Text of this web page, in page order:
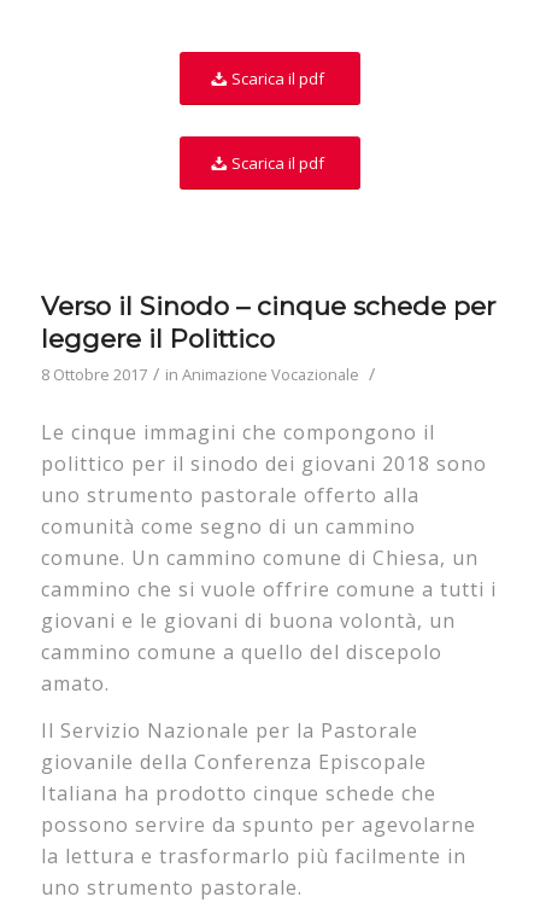
Scarica il pdf
Scarica il pdf
Verso il Sinodo – cinque schede per
leggere il Polittico
8 Ottobre 2017 / in Animazione Vocazionale /
Le cinque immagini che compongono il
polittico per il sinodo dei giovani 2018 sono
uno strumento pastorale offerto alla
comunità come segno di un cammino
comune. Un cammino comune di Chiesa, un
cammino che si vuole offrire comune a tutti i
giovani e le giovani di buona volontà, un
cammino comune a quello del discepolo
amato.
Il Servizio Nazionale per la Pastorale
giovanile della Conferenza Episcopale
Italiana ha prodotto cinque schede che
possono servire da spunto per agevolarne
la lettura e trasformarlo più facilmente in
uno strumento pastorale.